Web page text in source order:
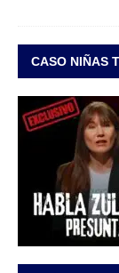
CASO NIÑAS